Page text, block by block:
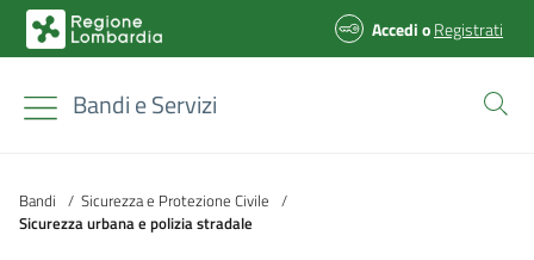
AccedioRegistrati
Bandi e Servizi
Bandi / Sicurezza e Protezione Civile /
Sicurezza urbana e polizia stradale